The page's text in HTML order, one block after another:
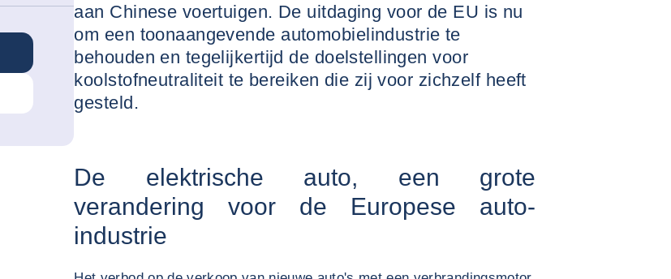
aan Chinese voertuigen. De uitdaging voor de EU is nu
om een toonaangevende automobielindustrie te
behouden en tegelijkertijd de doelstellingen voor
koolstofneutraliteit te bereiken die zij voor zichzelf heeft
gesteld.
De elektrische auto, een grote
verandering voor de Europese auto-
industrie